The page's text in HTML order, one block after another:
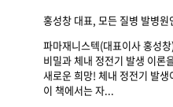
홍성창 대표, 모든 질병 발병
파마재니스텍(대표이사 홍성
비밀과 체내 정전기 발생 이론
새로운 희망! 체내 정전기 발
이 책에서는 자...